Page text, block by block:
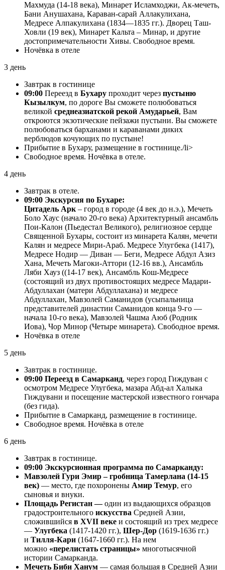
Махмуда (14-18 века), Минарет Исламходжи, Ак-мечеть,
Бани Анушахана, Караван-сарай Аллакулихана,
Медресе Алпакулихана (1834—1835 гг.). Дворец Таш-
Ховли (19 век), Минарет Кальта – Минар, и другие
достопримечательности Хивы. Свободное время.
Ночёвка в отеле
3 день
Завтрак в гостинице
09:00 Переезд в Бухару проходит через пустыню
Кызылкум, по дороге Вы сможете полюбоваться
великой среднеазиатской рекой Амударьей, Вам
откроются экзотические пейзажи пустыни. Вы сможете
полюбоваться барханами и караванами диких
верблюдов кочующих по пустыне!
Прибытие в Бухару, размещение в гостинице./li>
Свободное время. Ночёвка в отеле.
4 день
Завтрак в отеле.
09:00 Экскурсия по Бухаре:
Цитадель Арк – город в городе (4 век до н.э.), Мечеть
Боло Хаус (начало 20-го века) Архитектурный ансамбль
Пои-Калон (Пьедестал Великого), религиозное сердце
Священной Бухары, состоит из минарета Калян, мечети
Калян и медресе Мири-Араб. Медресе Улугбека (1417),
Медресе Нодир — Диван — Беги, Медресе Абдул Азиз
Хана, Мечеть Магоки-Аттори (12-16 вв.), Ансамбль
Ляби Хауз ((14-17 век), Ансамбль Кош-Медресе
(состоящий из двух противостоящих медресе Мадари-
Абдуллахан (матери Абдуллахана) и медресе
Абдуллахан, Мавзолей Саманидов (усыпальница
представителей династии Саманидов конца 9-го —
начала 10-го века), Мавзолей Чашма Аюб (Родник
Иова), Чор Минор (Четыре минарета). Свободное время.
Ночёвка в отеле
5 день
Завтрак в гостинице.
09:00 Переезд в Самарканд, через город Гиждуван с
осмотром Медресе Улугбека, мазара Абд-ал Халыка
Гиждувани и посещение мастерской известного гончара
(без гида).
Прибытие в Самарканд, размещение в гостинице.
Свободное время. Ночёвка в отеле
6 день
Завтрак в гостинице.
09:00 Экскурсионная программа по Самарканду:
Мавзолей Гури Эмир – гробница Тамерлана (14-15
век) — место, где похоронены Амир Темур, его
сыновья и внуки.
Площадь Регистан —один из выдающихся образцов
градостроительного искусства Средней Азии,
сложившийся в XVII веке и состоящий из трех медресе
— Улугбека (1417-1420 гг.), Шер-Дор (1619-1636 гг.)
и Тилля-Кари (1647-1660 гг.). На нем
можно «перелистать страницы» многотысячной
истории Самарканда.
Мечеть Биби Ханум — самая большая в Средней Азии